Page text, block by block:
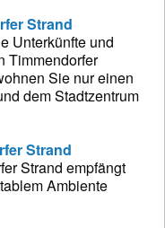
Strand
Unterkünfte und
Timmendorfer
Sie nur einen
dem Stadtzentrum
Strand
Strand empfängt
Ambiente